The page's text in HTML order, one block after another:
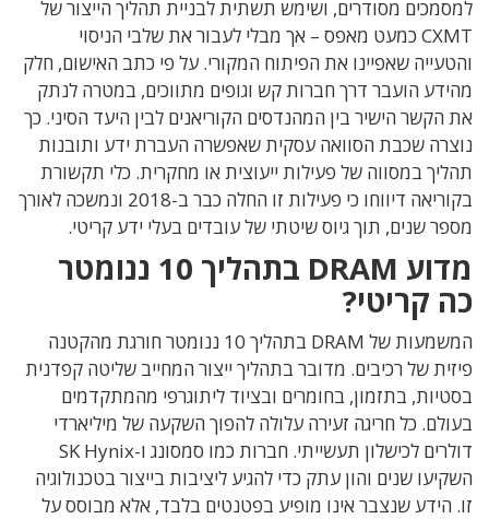
למסמכים מסודרים, ושימש תשתית לבניית תהליך הייצור של
CXMT כמעט מאפס – אך מבלי לעבור את שלבי הניסוי
והטעייה שאפיינו את הפיתוח המקורי. על פי כתב האישום, חלק
מהידע הועבר דרך חברות קש וגופים מתווכים, במטרה לנתק
את הקשר הישיר בין המהנדסים הקוריאנים לבין היעד הסיני. כך
נוצרה שכבת הסוואה עסקית שאפשרה העברת ידע ותובנות
תהליך במסווה של פעילות ייעוצית או מחקרית. כלי תקשורת
בקוריאה דיווחו כי פעילות זו החלה כבר ב-2018 ונמשכה לאורך
מספר שנים, תוך גיוס שיטתי של עובדים בעלי ידע קריטי.
מדוע DRAM בתהליך 10 ננומטר
כה קריטי?
המשמעות של DRAM בתהליך 10 ננומטר חורגת מהקטנה
פיזית של רכיבים. מדובר בתהליך ייצור המחייב שליטה קפדנית
בסטיות, בתזמון, בחומרים ובציוד ליתוגרפי מהמתקדמים
בעולם. כל חריגה זעירה עלולה להפוך השקעה של מיליארדי
דולרים לכישלון תעשייתי. חברות כמו סמסונג ו-SK Hynix
השקיעו שנים והון עתק כדי להגיע ליציבות בייצור בטכנולוגיה
זו. הידע שנצבר אינו מופיע בפטנטים בלבד, אלא מבוסס על